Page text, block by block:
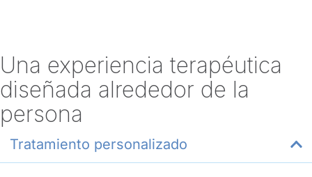
Una experiencia terapéutica
diseñada alrededor de la
persona
Tratamiento personalizado